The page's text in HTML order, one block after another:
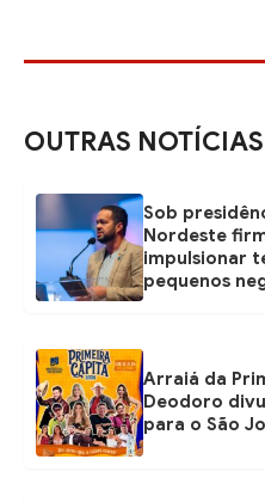
OUTRAS NOTÍCIAS
Sob
Nordeste
impulsionar
pequenos
Arraiá da
Deodoro
para o São